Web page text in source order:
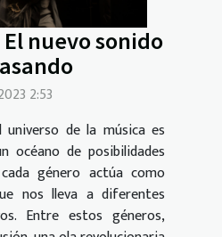
nuevo sonido
2:53
de la música es
océano de posibilidades
género actúa como
nos lleva a diferentes
Entre estos géneros,